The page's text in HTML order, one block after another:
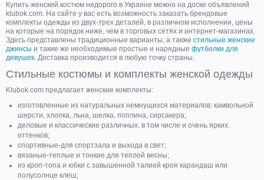
Купить женский костюм недорого в Украине можно на доске объявлений
klubok.com. На сайте у вас есть возможность заказать брендовые
комплекты одежды из двух-трех деталей, в различном исполнении, цены
на которые на порядок ниже, чем в торговых сетях и интернет-магазинах.
Здесь представлены традиционные варианты, а также стильные женские
джинсы и такие же необходимые простые и нарядные футболки для
девушек. Доставка производится в любую точку страны.
Стильные костюмы и комплекты женской одежды
Klubok.com предлагает женские комплекты:
изготовленные из натуральных немнущихся материалов: камвольной
шерсти, хлопка, льна, шелка, поплина, сирсакера;
деловые и классические различных, в том числе и очень ярких,
оттенков;
спортивные-для спортзала и выхода в свет;
вязаные-теплые и тонкие для теплой весны;
из кроп-топа и юбки с завышенной талией кроя карандаш или
полусолнце клеш;